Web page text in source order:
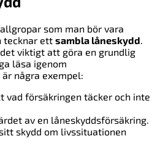
som man bör vara
tecknar ett sambla låneskydd.
viktigt att göra en grundlig
läsa igenom
några exempel:
vad försäkringen täcker och inte
av en låneskyddsförsäkring.
skydd om livssituationen